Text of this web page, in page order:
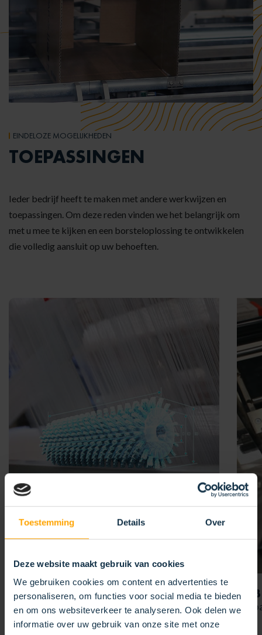
Toestemming Details Over
Deze website maakt gebruik van cookies
We gebruiken cookies om content en advertenties te
personaliseren, om functies voor social media te bieden
en om ons websiteverkeer te analyseren. Ook delen we
informatie over uw gebruik van onze site met onze
EINDELOZE MOGELIJKHEDEN
TOEPASSINGEN
Ieder bedrijf heeft te maken met andere werkwijzen en
toepassingen. Om deze reden vinden we het belangrijk om
met u mee te kijken en een borsteloplossing te ontwikkelen
die volledig aansluit op uw behoeften.
UWTOEPASSING
Voor uw uitdaging